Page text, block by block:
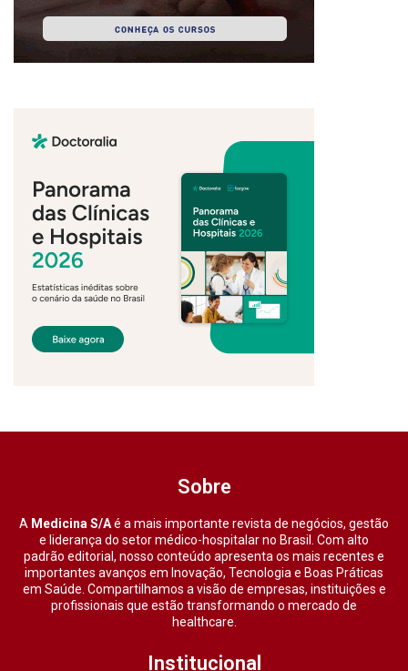
Sobre
A Medicina S/Aé a mais importante revista de negócios, gestão
e liderança do setor médico-hospitalar no Brasil. Com alto
padrão editorial, nosso conteúdo apresenta os mais recentes e
importantes avanços em Inovação, Tecnologia e Boas Práticas
em Saúde. Compartilhamos a visão de empresas, instituições e
profissionais que estão transformando o mercado de
healthcare.
Institucional